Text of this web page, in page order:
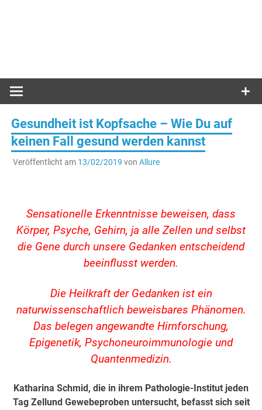
Gesundheit ist Kopfsache – Wie Du auf
keinen Fall gesund werden kannst
Veröffentlicht am 13/02/2019 von Allure
Sensationelle Erkenntnisse beweisen, dass
Körper, Psyche, Gehirn, ja alle Zellen und selbst
die Gene durch unsere Gedanken entscheidend
beeinflusst werden.
Die Heilkraft der Gedanken ist ein
naturwissenschaftlich beweisbares Phänomen.
Das belegen angewandte Hirnforschung,
Epigenetik, Psychoneuroimmunologie und
Quantenmedizin.
Katharina Schmid, die in ihrem Pathologie-Institut jeden
Tag Zellund Gewebeproben untersucht, befasst sich seit